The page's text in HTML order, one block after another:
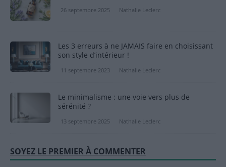
26 septembre 2025 Nathalie Leclerc
Les 3 erreurs à ne JAMAIS faire en choisissant
son style d’intérieur !
11 septembre 2023 Nathalie Leclerc
Le minimalisme : une voie vers plus de
sérénité ?
13 septembre 2025 Nathalie Leclerc
SOYEZ LE PREMIER À COMMENTER